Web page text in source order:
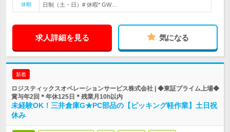
休暇 日制（土・日）# 休暇* GW…
求人詳細を見る 気になる
新着
ロジスティックスオペレーションサービス株式会社 | ◆東証プライム上場◆
賞与年2回＊年休125日＊残業月10h以内
未経験OK！三井倉庫G★PC部品の【ピッキング軽作業】土日祝
休み